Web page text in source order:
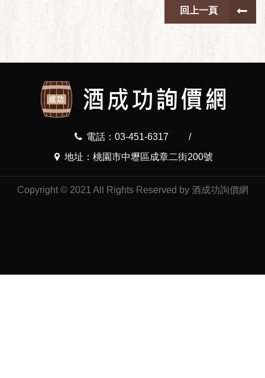
回上一頁
電話：03-451-6317
/
地址：桃園市中壢區成章二街200號
Copyright © 2021 All Rights Reserved by 酒成功詢價網